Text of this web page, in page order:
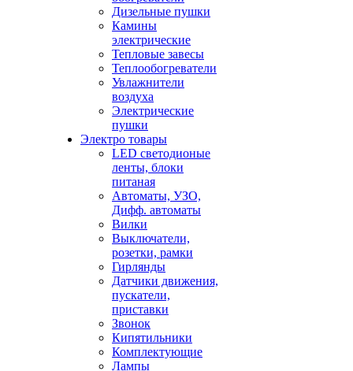
Дизельные пушки
Камины
электрические
Тепловые завесы
Теплообогреватели
Увлажнители
воздуха
Электрические
пушки
Электро товары
LED светодионые
ленты, блоки
питаная
Автоматы, УЗО,
Дифф. автоматы
Вилки
Выключатели,
розетки, рамки
Гирлянды
Датчики движения,
пускатели,
приставки
Звонок
Кипятильники
Комплектующие
Лампы